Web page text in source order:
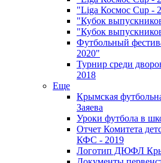
"Liga Космос Cup -
"Кубок
"Кубок
Футбольный
2020"
Турнир среди
2018
Еще
Крымская
Заяева
Уроки футбола в
Отчет Комитета
КФС - 2019
Логотип ДЮФЛ